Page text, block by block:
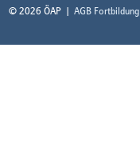
© 2026 ÖAP AGB Fortbildung